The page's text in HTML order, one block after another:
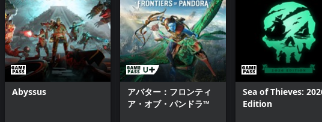
Abyssus
アバター：フロンティ
ア・オブ・パンドラ™
Sea of Thieves:
Edition